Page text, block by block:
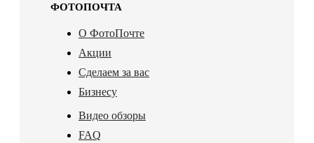
ФОТОПОЧТА
О ФотоПочте
Акции
Сделаем за вас
Бизнесу
Видео обзоры
FAQ